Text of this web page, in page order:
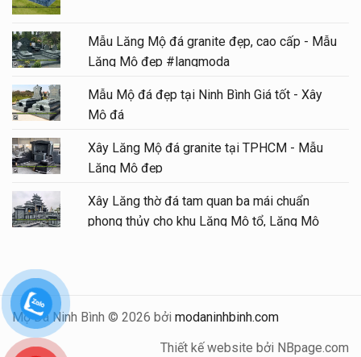
Mẫu Lăng Mộ đá granite đẹp, cao cấp - Mẫu
Lăng Mộ đẹp #langmoda
Mẫu Mộ đá đẹp tại Ninh Bình Giá tốt - Xây
Mộ đá
Xây Lăng Mộ đá granite tại TPHCM - Mẫu
Lăng Mộ đẹp
Xây Lăng thờ đá tam quan ba mái chuẩn
phong thủy cho khu Lăng Mộ tổ, Lăng Mộ
Mộ Đá Ninh Bình © 2026 bởi modaninhbinh.com
Thiết kế website bởi NBpage.com